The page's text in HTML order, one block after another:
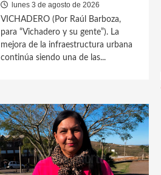
lunes 3 de agosto de 2026
VICHADERO (Por Raúl Barboza,
para “Vichadero y su gente”). La
mejora de la infraestructura urbana
continúa siendo una de las...